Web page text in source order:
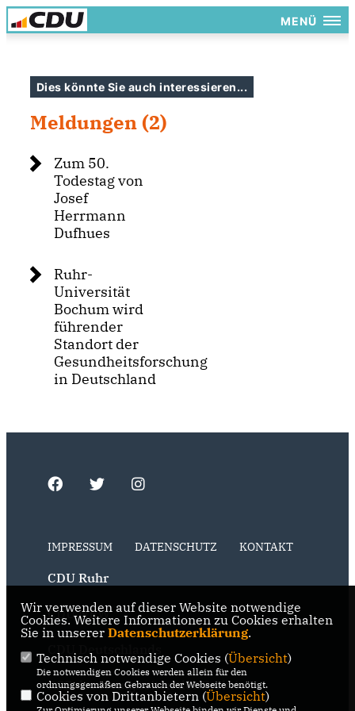
MENÜ
Dies könnte Sie auch interessieren...
Meldungen (2)
Zum 50.
Todestag von
Josef
Herrmann
Dufhues
Ruhr-
Universität
Bochum wird
führender
Standort der
Gesundheitsforschung
in Deutschland
IMPRESSUM DATENSCHUTZ KONTAKT
CDU Ruhr
CDU NRW
CDU Deutschlands
RSS der Neuigkeiten der Fraktion
Wir verwenden auf dieser Website notwendige
Cookies. Weitere Informationen zu Cookies erhalten
Sie in unserer Datenschutzerklärung.
Technisch notwendige Cookies (Übersicht)
Die notwendigen Cookies werden allein für den
ordnungsgemäßen Gebrauch der Webseite benötigt.
Cookies von Drittanbietern (Übersicht)